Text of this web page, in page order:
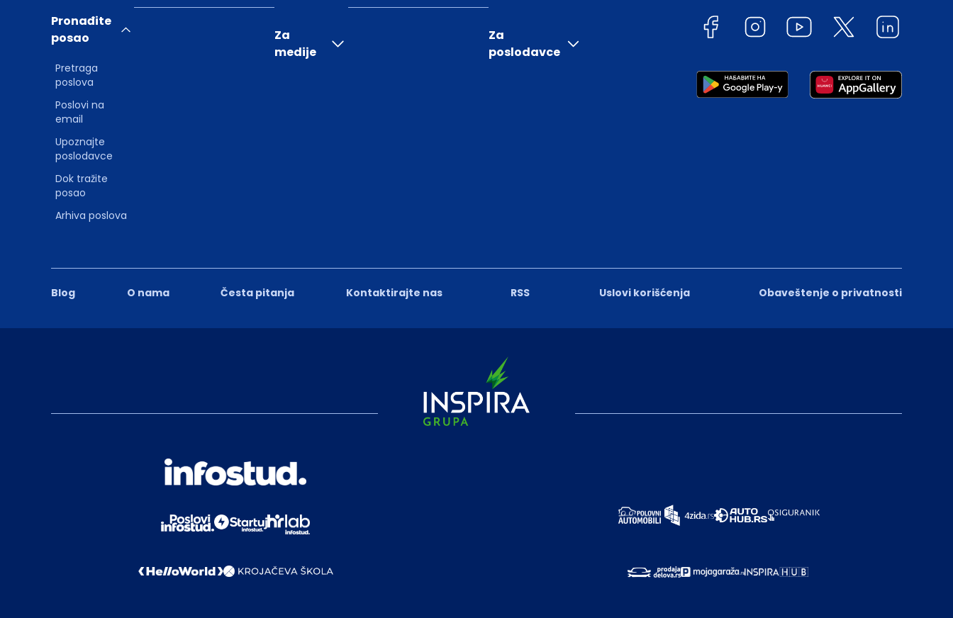
Blog O nama Česta pitanja Kontaktirajte nas RSS Uslovi korišćenja Obaveštenje o privatnosti
Pronađite
posao
Pretraga
poslova
Poslovi na
email
Upoznajte
poslodavce
Dok tražite
posao
Arhiva poslova
Za
medije
Za
poslodavce